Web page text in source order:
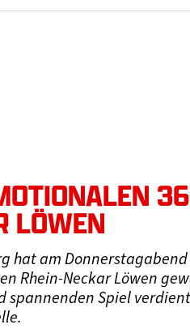
LÖWEN
hat am
Rhein-Neckar Löwen
Spiel